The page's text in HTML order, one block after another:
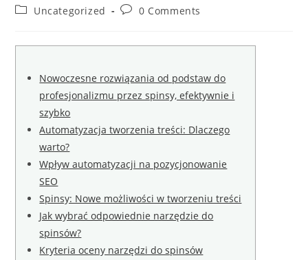
author:
published:
PostUncategorized
Post0 Comments
Nowoczesne rozwiązania od podstaw do
profesjonalizmu przez spinsy, efektywnie i
szybko
Automatyzacja tworzenia treści: Dlaczego
warto?
Wpływ automatyzacji na pozycjonowanie
SEO
Spinsy: Nowe możliwości w tworzeniu treści
Jak wybrać odpowiednie narzędzie do
spinsów?
Kryteria oceny narzędzi do spinsów